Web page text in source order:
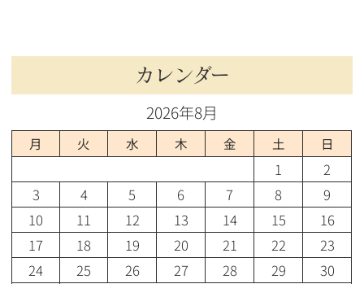
カレンダー
2026年8月
月 火 水 木 金 土 日
1
2
3
4 5 6 7 8
9
10
11 12 13 14 15
16
17
18 19 20 21 22
23
24
25 26 27 28 29
30